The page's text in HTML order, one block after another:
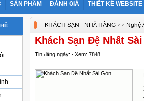
SẢN PHẨM ĐÁNH GIÁ THIẾT KẾ WEBSITE
KHÁCH SẠN - NHÀ HÀNG› › Nghệ
Khách Sạn Đệ Nhất
Tin đăng ngày: - Xem: 7848